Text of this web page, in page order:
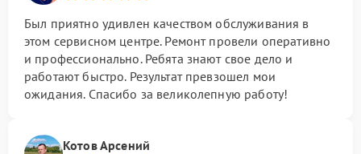
Был приятно удивлен качеством обслуживания в
этом сервисном центре. Ремонт провели оперативно
и профессионально. Ребята знают свое дело и
работают быстро. Результат превзошел мои
ожидания. Спасибо за великолепную работу!
Котов Арсений